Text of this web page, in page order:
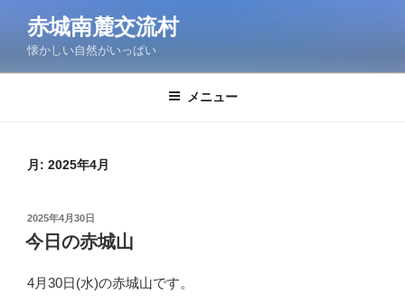
ン
赤城南麓交流村
懐かしい自然がいっぱい
メニュー
月: 2025年4月
投
稿
日:
2025年4月30日
今日の赤城山
4月30日(水)の赤城山です。